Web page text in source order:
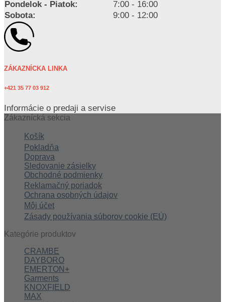
Pondelok - Piatok:
7:00 - 16:00
Sobota:
9:00 - 12:00
ZÁKAZNÍCKA LINKA
+421 35 77 03 912
Informácie o predaji a servise
Zákaznícká sekcia
Košík
Pokladňa
Doprava
Sledovanie zásielky
Obchodné podmienky
Reklamačný poriadok
Ochrana osobných údajov
Môj účet
Zásady používania súborov cookie (EÚ)
Kategórie produktov
CRAMBE
DAYBORO
EMERTON+
Garments
KNOXFIELD
MAX